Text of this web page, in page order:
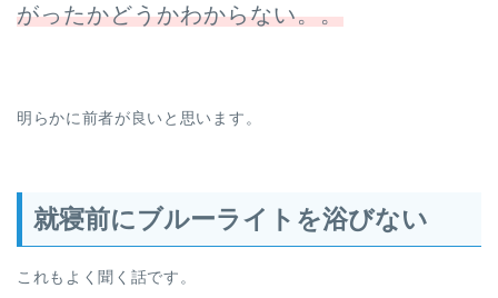
がったかどうかわからない。。
明らかに前者が良いと思います。
就寝前にブルーライトを浴びない
これもよく聞く話です。